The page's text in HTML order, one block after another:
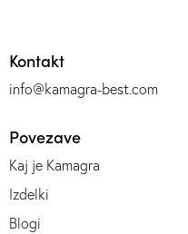
Kontakt
info@kamagra-best.com
Povezave
Kaj je Kamagra
Izdelki
Blogi